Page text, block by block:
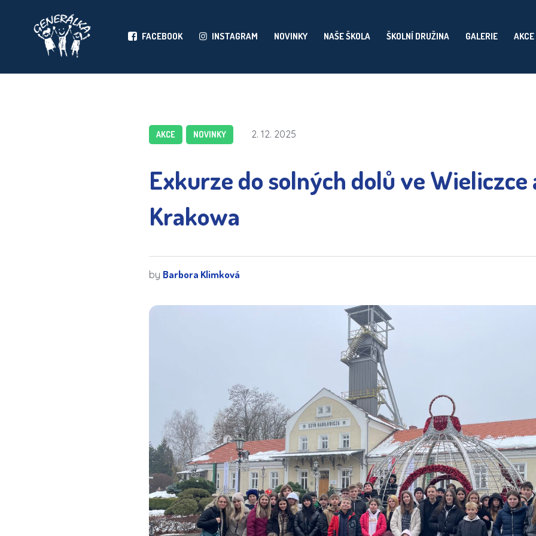
FACEBOOK INSTAGRAM NOVINKY NAŠE ŠKOLA ŠKOLNÍ DRUŽINA GALERIE AKCE
AKCE NOVINKY 2. 12. 2025
Exkurze do solných dolů ve Wieliczce
Krakowa
by Barbora Klimková